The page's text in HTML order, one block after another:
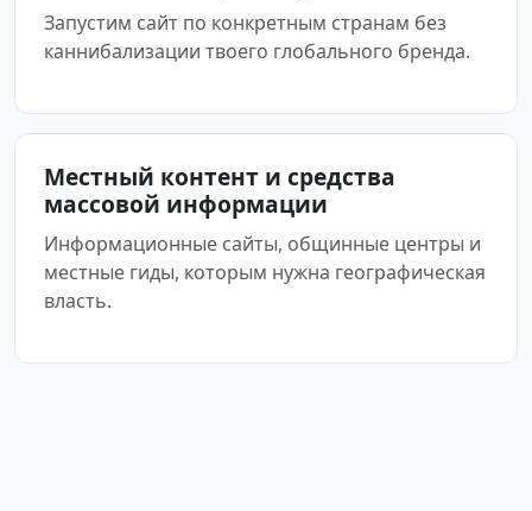
Запустим сайт по конкретным странам без
каннибализации твоего глобального бренда.
Местный контент и средства
массовой информации
Информационные сайты, общинные центры и
местные гиды, которым нужна географическая
власть.